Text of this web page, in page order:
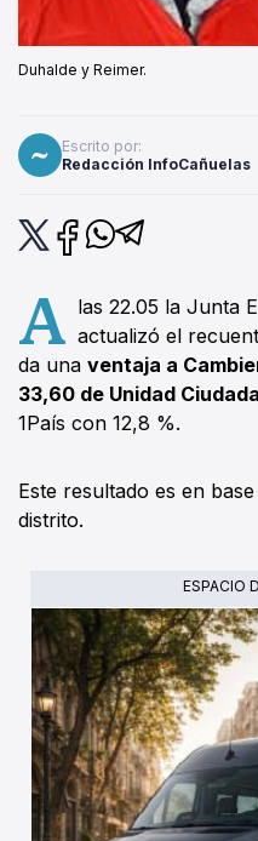
Duhalde y Reimer.
Escrito por:
Redacción InfoCañuelas
A las 22.05 la Junta
actualizó el
da una ventaja a
33,60 de Unidad
1País con 12,8 %.
Este resultado es en
distrito.
ESPACIO